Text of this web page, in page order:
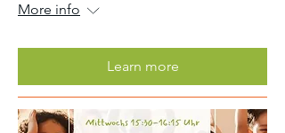
More info
Learn more